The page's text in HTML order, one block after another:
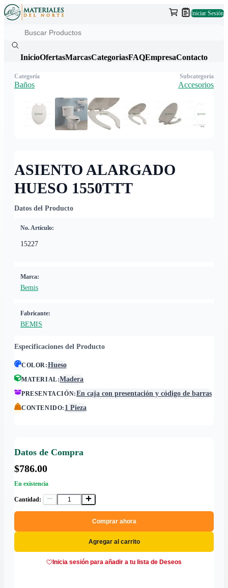
Iniciar Sesión
InicioOfertasMarcasCategoriasFAQEmpresaContacto
ASIENTO ALARGADO
HUESO 1550TTT
Datos del Producto
No. Artículo:
15227
Marca:
Bemis
Fabricante:
BEMIS
Especificaciones del Producto
COLOR:Hueso
MATERIAL:Madera
PRESENTACIÓN:En caja con presentación y código de barras
CONTENIDO: 1 Pieza
Datos de Compra
$786.00
En existencia
Cantidad:
Comprar ahora
Agregar al carrito
Inicia sesión para añadir a tu lista de Deseos
Categoría
Baños
Subcategoría
Accesorios